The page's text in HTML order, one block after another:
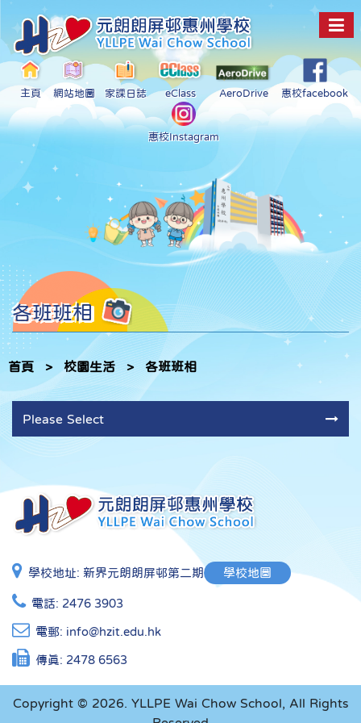
主頁 網站地圖 家課日誌 eClass AeroDrive 惠校facebook
惠校Instagram
各班班相
首頁 > 校園生活 > 各班班相
Please Select
學校地址: 新界元朗朗屏邨第二期 學校地圖
電話: 2476 3903
電郵: info@hzit.edu.hk
傳真: 2478 6563
Copyright © 2026. YLLPE Wai Chow School, All Rights